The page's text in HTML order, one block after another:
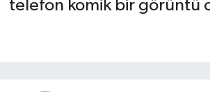
telefon komik bir görüntü